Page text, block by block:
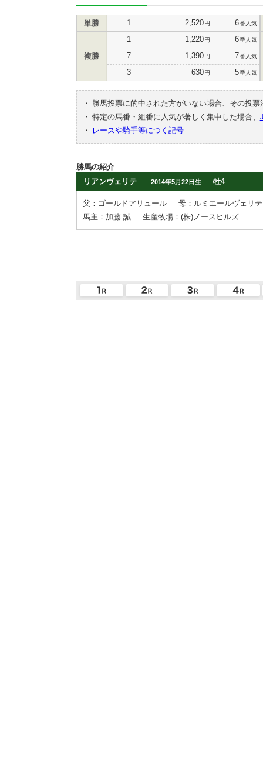
単勝 1 2,520円 6番人気
複勝
1 1,220円 6番人気
7 1,390円 7番人気
3 630円 5番人気
・
勝馬投票に的中された方がいない場合、その投
・ 特定の馬番・組番に人気が著しく集中した場合、
・
レースや騎手等につく記号
勝馬の紹介
リアンヴェリテ
2014年5月22日生 牡4
父：ゴールドアリュール
母：ルミエールヴェリテ
馬主：加藤 誠
生産牧場：(株)ノースヒルズ